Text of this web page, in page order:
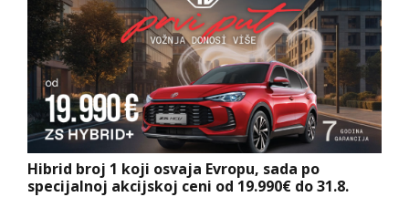
Hibrid broj 1 koji osvaja Evropu, sada po
specijalnoj akcijskoj ceni od 19.990€ do 31.8.